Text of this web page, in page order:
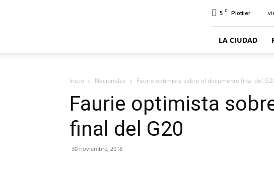
5 C Plottier
LA CIUDAD
Inicio Nacionales Faurie optimista sobre el documento final del
Faurie optimista
final del G20
30 noviembre, 2018